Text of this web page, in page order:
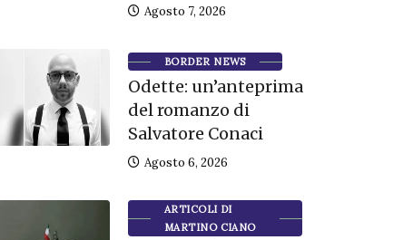
Agosto 7, 2026
BORDER NEWS
Odette: un’anteprima
del romanzo di
Salvatore Conaci
Agosto 6, 2026
ARTICOLI DI
MARTINO CIANO